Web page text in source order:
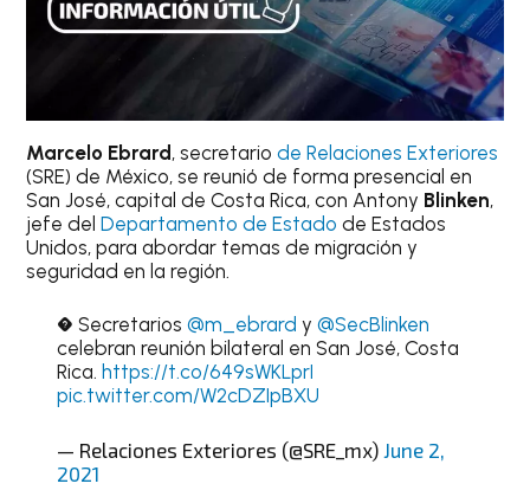
Marcelo Ebrard, secretariode Relaciones Exteriores
(SRE) de México, se reunió de forma presencial en
San José, capital de Costa Rica, con Antony Blinken,
jefe delDepartamento de Estado de Estados
Unidos, para abordar temas de migración y
seguridad en la región.
� Secretarios @m_ebrard y @SecBlinken
celebran reunión bilateral en San José, Costa
Rica. https://t.co/649sWKLprI
pic.twitter.com/W2cDZIpBXU
— Relaciones Exteriores (@SRE_mx) June 2,
2021